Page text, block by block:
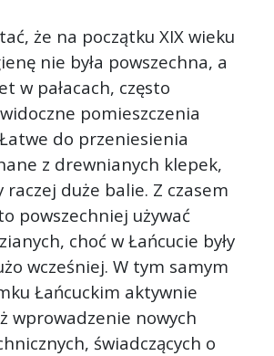
że na początku XIX wieku
nie była powszechna, a
w pałacach, często
pomieszczenia
do przeniesienia
z drewnianych klepek,
raczej duże balie. Z czasem
powszechniej używać
choć w Łańcucie były
wcześniej. W tym samym
Łańcuckim aktywnie
wprowadzenie nowych
świadczących o